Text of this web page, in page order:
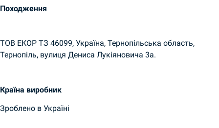
Походження
ТОВ ЕКОР ТЗ 46099, Україна, Тернопільська область,
Тернопіль, вулиця Дениса Лукіяновича 3а.
Країна виробник
Зроблено в Україні